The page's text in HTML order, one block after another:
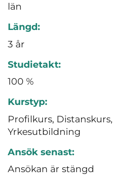
län
Längd:
3 år
Studietakt:
100 %
Kurstyp:
Profilkurs, Distanskurs,
Yrkesutbildning
Ansök senast:
Ansökan är stängd